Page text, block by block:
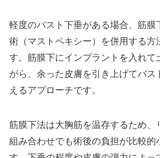
軽度のバスト下垂がある場合、筋膜
術（マストペキシー）を併用する方
す。筋膜下にインプラントを入れて
がら、余った皮膚を引き上げてバス
えるアプローチです。
筋膜下法は大胸筋を温存するため、
組み合わせでも術後の負担が比較的